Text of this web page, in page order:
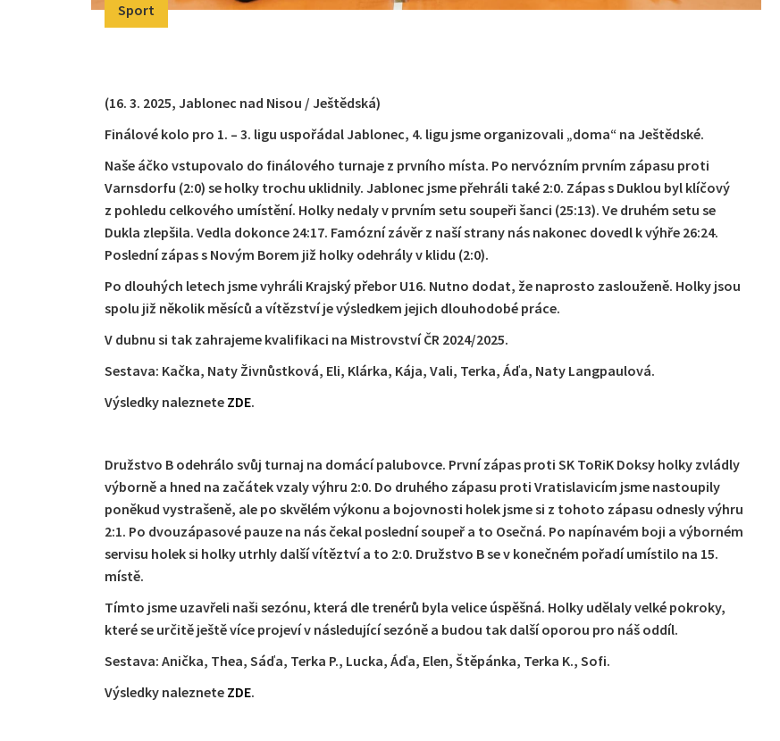
Sport
(16. 3. 2025, Jablonec nad Nisou / Ještědská)
Finálové kolo pro 1. – 3. ligu uspořádal Jablonec, 4. ligu jsme organizovali „doma“ na Ještědské.
Naše áčko vstupovalo do finálového turnaje z prvního místa. Po nervózním prvním zápasu proti
Varnsdorfu (2:0) se holky trochu uklidnily. Jablonec jsme přehráli také 2:0. Zápas s Duklou byl klíčový
z pohledu celkového umístění. Holky nedaly v prvním setu soupeři šanci (25:13). Ve druhém setu se
Dukla zlepšila. Vedla dokonce 24:17. Famózní závěr z naší strany nás nakonec dovedl k výhře 26:24.
Poslední zápas s Novým Borem již holky odehrály v klidu (2:0).
Po dlouhých letech jsme vyhráli Krajský přebor U16. Nutno dodat, že naprosto zaslouženě. Holky jsou
spolu již několik měsíců a vítězství je výsledkem jejich dlouhodobé práce.
V dubnu si tak zahrajeme kvalifikaci na Mistrovství ČR 2024/2025.
Sestava: Kačka, Naty Živnůstková, Eli, Klárka, Kája, Vali, Terka, Áďa, Naty Langpaulová.
Výsledky naleznete ZDE.
Družstvo B odehrálo svůj turnaj na domácí palubovce. První zápas proti SK ToRiK Doksy holky zvládly
výborně a hned na začátek vzaly výhru 2:0. Do druhého zápasu proti Vratislavicím jsme nastoupily
poněkud vystrašeně, ale po skvělém výkonu a bojovnosti holek jsme si z tohoto zápasu odnesly výhru
2:1. Po dvouzápasové pauze na nás čekal poslední soupeř a to Osečná. Po napínavém boji a výborném
servisu holek si holky utrhly další vítěztví a to 2:0. Družstvo B se v konečném pořadí umístilo na 15.
místě.
Tímto jsme uzavřeli naši sezónu, která dle trenérů byla velice úspěšná. Holky udělaly velké pokroky,
které se určitě ještě více projeví v následující sezóně a budou tak další oporou pro náš oddíl.
Sestava: Anička, Thea, Sáďa, Terka P., Lucka, Áďa, Elen, Štěpánka, Terka K., Sofi.
Výsledky naleznete ZDE.